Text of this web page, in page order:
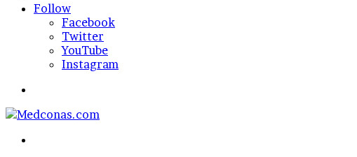
In
Follow
Facebook
Twitter
YouTube
Instagram